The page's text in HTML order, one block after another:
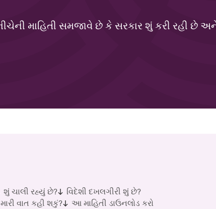
માહિતી સમજાવે છે કે સરકાર શું કરી રહી છે
શું ચાલી રહ્યું છે?
વિદેશી દખલગીરી શું છે?
વાત કહી શકું? આ માહિતી ડાઉનલોડ કરો